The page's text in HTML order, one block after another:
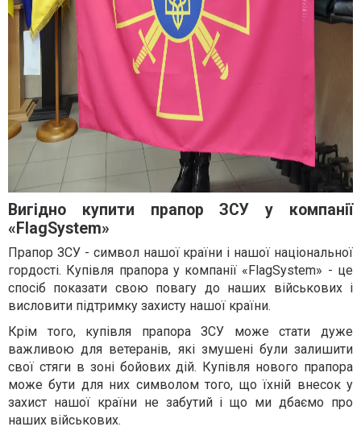
Вигідно купити прапор ЗСУ у компанії
«FlagSystem»
Прапор ЗСУ - символ нашої країни і нашої національної
гордості. Купівля прапора у компанії «FlagSystem» - це
спосіб показати свою повагу до наших військових і
висловити підтримку захисту нашої країни.
Крім того, купівля прапора ЗСУ може стати дуже
важливою для ветеранів, які змушені були залишити
свої стяги в зоні бойових дій. Купівля нового прапора
може бути для них символом того, що їхній внесок у
захист нашої країни не забутий і що ми дбаємо про
наших військових.